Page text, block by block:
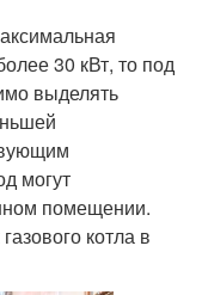
30 кВт, то под
выделять
могут
помещении.
котла в